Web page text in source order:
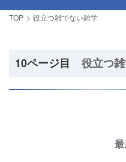
TOP 役立つ雑でない雑学
10ページ目 役立つ